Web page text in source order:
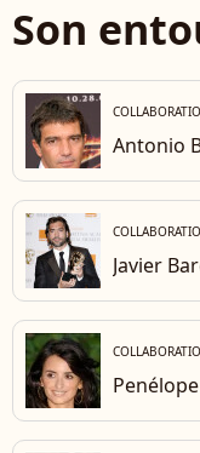
Son
Antonio
Javier